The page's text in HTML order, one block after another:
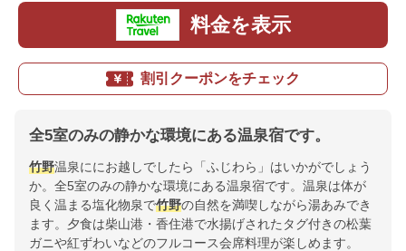
料金を表示
割引クーポンをチェック
全5室のみの静かな環境にある温泉宿です。
竹野温泉ににお越しでしたら「ふじわら」はいかがでしょう
か。全5室のみの静かな環境にある温泉宿です。温泉は体が
良く温まる塩化物泉で竹野の自然を満喫しながら湯あみでき
ます。夕食は柴山港・香住港で水揚げされたタグ付きの松葉
ガニや紅ずわいなどのフルコース会席料理が楽しめます。